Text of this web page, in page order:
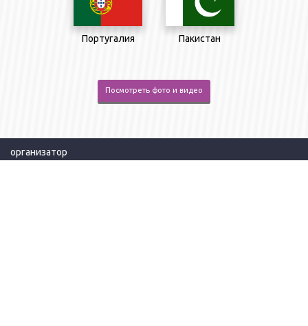
Португалия Пакистан
Посмотреть фото и видео
организатор